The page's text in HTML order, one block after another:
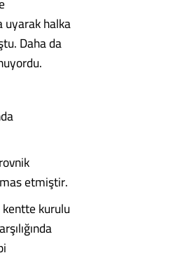
uyarak halka
Daha da
etmiştir.
kentte kurulu